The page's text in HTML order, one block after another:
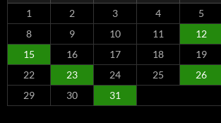
1
2 3 4 5
8
9 10 11 12
15
16 17 18 19
22
23 24 25 26
29
30
31